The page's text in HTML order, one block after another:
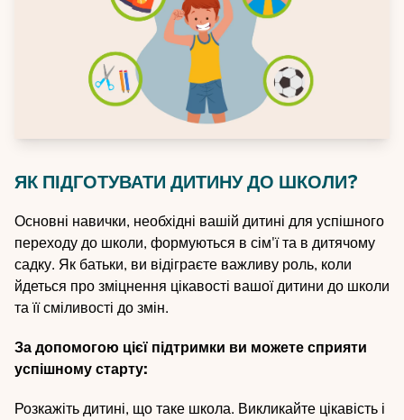
ЯК ПІДГОТУВАТИ ДИТИНУ ДО ШКОЛИ?
Основні навички, необхідні вашій дитині для успішного
переходу до школи, формуються в сім'ї та в дитячому
садку. Як батьки, ви відіграєте важливу роль, коли
йдеться про зміцнення цікавості вашої дитини до школи
та її сміливості до змін.
За допомогою цієї підтримки ви можете сприяти
успішному старту:
Розкажіть дитині, що таке школа. Викликайте цікавість і